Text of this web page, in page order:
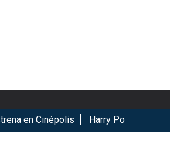
en Cinépolis Harry Potter regresa a